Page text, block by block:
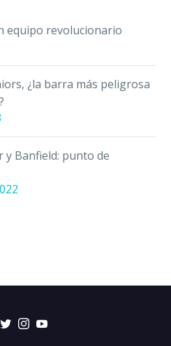
equipo revolucionario
¿la barra más peligrosa
y Banfield: punto de